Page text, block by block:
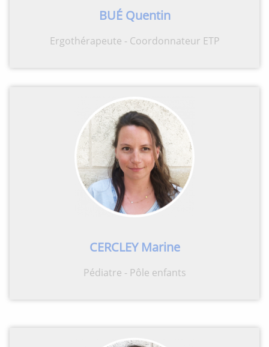
BUÉQuentin
Ergothérapeute - Coordonnateur ETP
CERCLEY Marine
Pédiatre - Pôle enfants